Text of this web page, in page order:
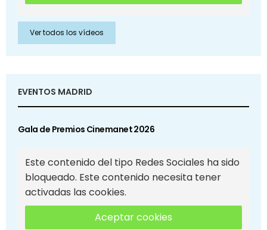
Ver todos los vídeos
EVENTOS MADRID
Gala de Premios Cinemanet 2026
Este contenido del tipo Redes Sociales ha sido
bloqueado. Este contenido necesita tener
activadas las cookies.
Aceptar cookies